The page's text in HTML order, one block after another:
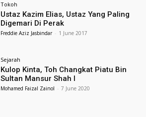
Tokoh
Ustaz Kazim Elias, Ustaz Yang Paling
Digemari Di Perak
Freddie Aziz Jasbindar - 1 June 2017
Sejarah
Kulop Kinta, Toh Changkat Piatu Bin
Sultan Mansur Shah I
Mohamed Faizal Zainol - 7 June 2020